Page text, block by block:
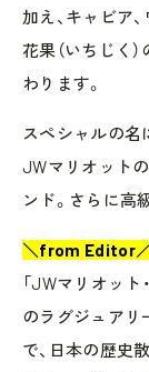
加え、キャビア
花果（いちじく
わります。
スペシャルの名
JWマリオット
ンド。さらに高
＼from Editor
「JWマリオット
のラグジュアリ
で、日本の歴史